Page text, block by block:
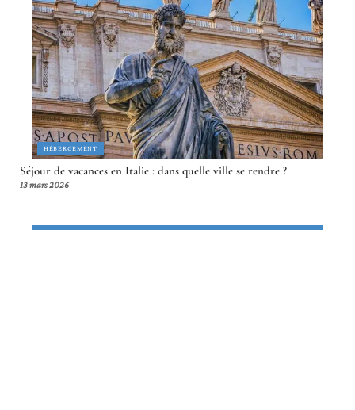
HÉBERGEMENT
Séjour de vacances en Italie : dans quelle ville se rendre ?
13 mars 2026